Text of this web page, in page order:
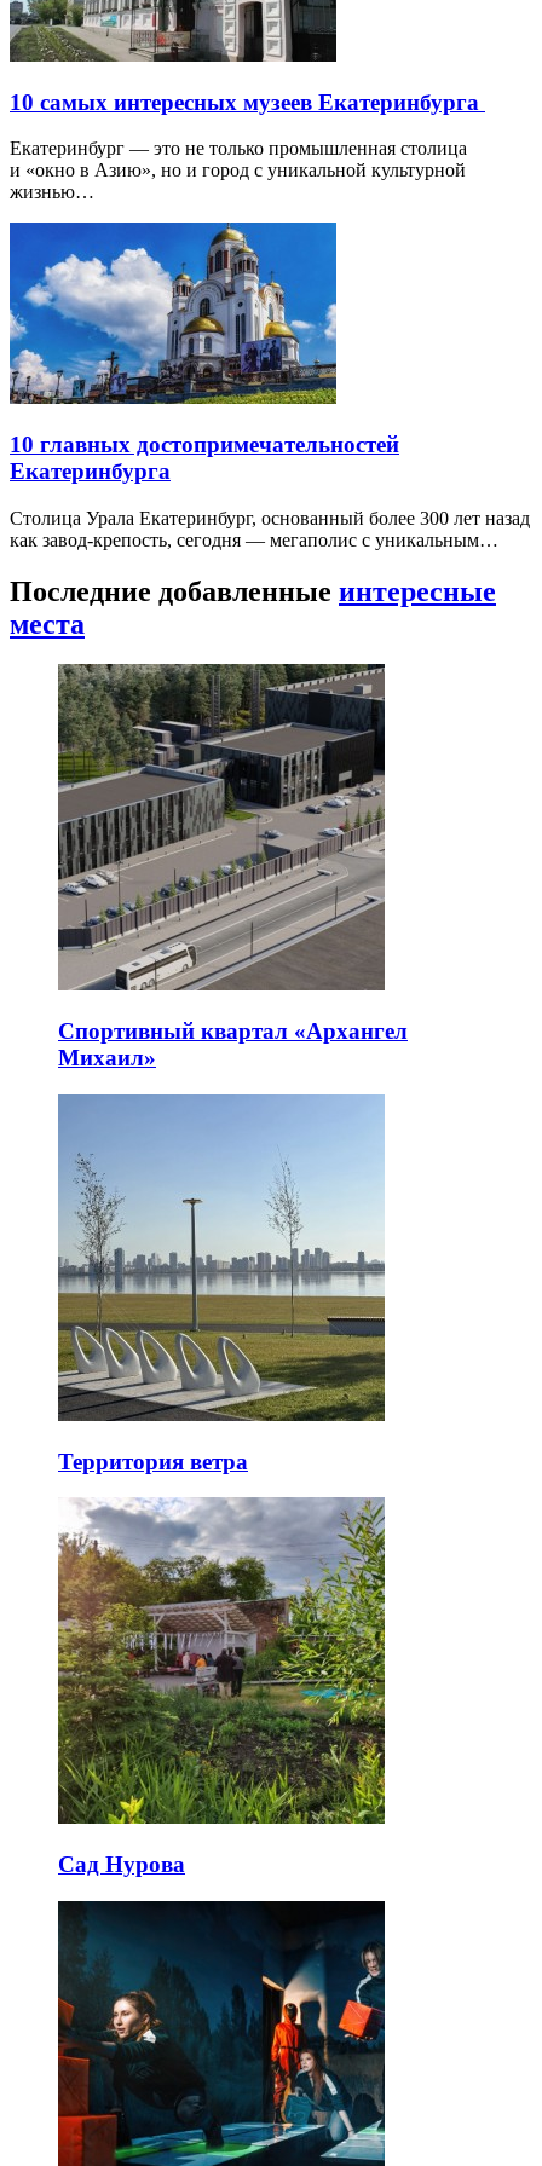
10 самых интересных музеев Екатеринбурга
Екатеринбург — это не только промышленная столица
и «окно в Азию», но и город с уникальной культурной
жизнью…
10 главных достопримечательностей
Екатеринбурга
Столица Урала Екатеринбург, основанный более 300 лет назад
как завод-крепость, сегодня — мегаполис с уникальным…
Последние добавленные интересные
места
Спортивный квартал «Архангел
Михаил»
Территория ветра
Сад Нурова